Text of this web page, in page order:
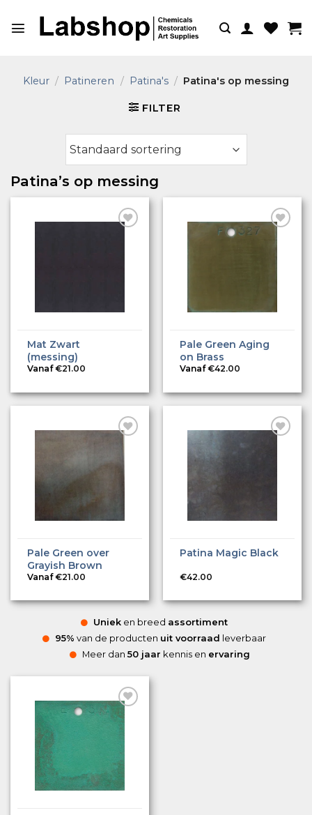
naar
Kleur / Patineren / Patina's / Patina's op messing
FILTER
Patina’s op messing
Mat Zwart
(messing)
Vanaf €21.00
Pale Green Aging
on Brass
Vanaf €42.00
Pale Green over
Grayish Brown
Vanaf €21.00
Patina Magic Black
€42.00
Uniek en breed assortiment
95% van de producten uit voorraad leverbaar
Meer dan 50 jaar kennis en ervaring